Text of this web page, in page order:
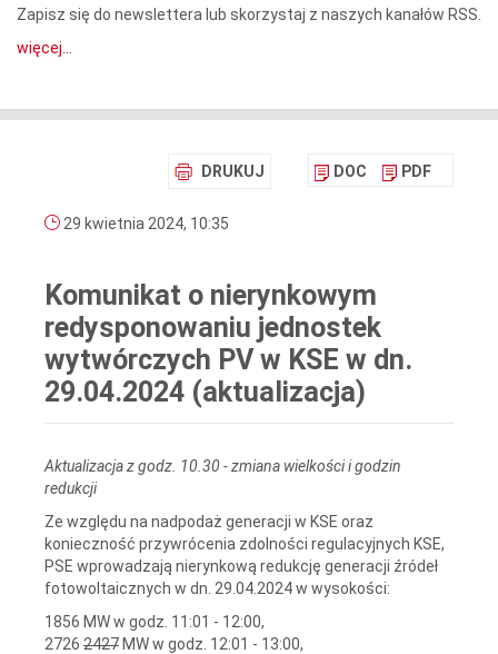
Zapisz się do newslettera lub skorzystaj z naszych kanałów RSS.
więcej...
DRUKUJ DOC PDF
29 kwietnia 2024, 10:35
Komunikat o nierynkowym
redysponowaniu jednostek
wytwórczych PV w KSE w dn.
29.04.2024 (aktualizacja)
Aktualizacja z godz. 10.30 - zmiana wielkości i godzin
redukcji
Ze względu na nadpodaż generacji w KSE oraz
konieczność przywrócenia zdolności regulacyjnych KSE,
PSE wprowadzają nierynkową redukcję generacji źródeł
fotowoltaicznych w dn. 29.04.2024 w wysokości:
1856 MW w godz. 11:01 - 12:00,
2726 2427 MW w godz. 12:01 - 13:00,